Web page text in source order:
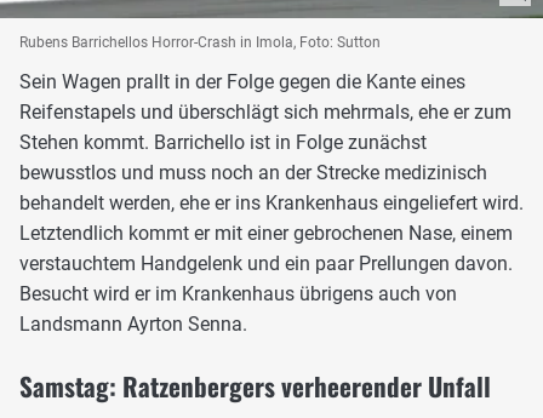
Rubens Barrichellos Horror-Crash in Imola, Foto: Sutton
Sein Wagen prallt in der Folge gegen die Kante eines
Reifenstapels und überschlägt sich mehrmals, ehe er zum
Stehen kommt. Barrichello ist in Folge zunächst
bewusstlos und muss noch an der Strecke medizinisch
behandelt werden, ehe er ins Krankenhaus eingeliefert wird.
Letztendlich kommt er mit einer gebrochenen Nase, einem
verstauchtem Handgelenk und ein paar Prellungen davon.
Besucht wird er im Krankenhaus übrigens auch von
Landsmann Ayrton Senna.
Samstag: Ratzenbergers verheerender Unfall